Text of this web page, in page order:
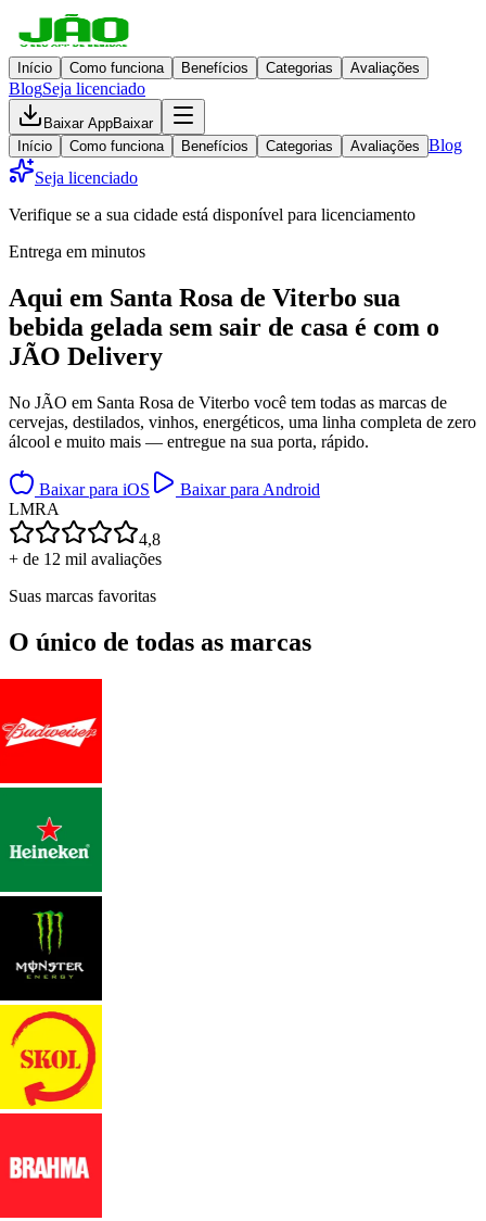
Início Como funciona Benefícios Categorias Avaliações
BlogSeja licenciado
Baixar AppBaixar
Início
Como funciona Benefícios Categorias Avaliações Blog
Seja licenciado
Verifique se a sua cidade está disponível para licenciamento
Entrega em minutos
Aqui em Santa Rosa de Viterbo sua
bebida gelada sem sair de casa é com o
JÃO Delivery
No JÃO em Santa Rosa de Viterbo você tem todas as marcas de
cervejas, destilados, vinhos, energéticos, uma linha completa de zero
álcool e muito mais — entregue na sua porta, rápido.
Baixar para iOS
Baixar para Android
LMRA
4,8
+ de 12 mil avaliações
Suas marcas favoritas
O único de todas as marcas